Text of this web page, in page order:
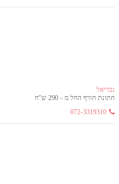
גבריאל
חתונת חורף החל מ - 290 ש"ח
072-3319310